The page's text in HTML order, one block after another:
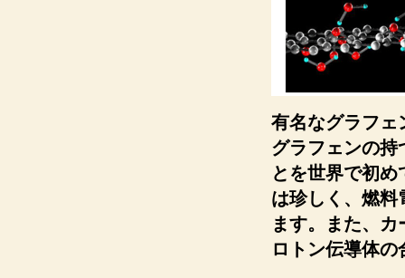
有名なグラフェ
グラフェンの持
とを世界で初
は珍しく、燃料
ます。また、
ロトン伝導体